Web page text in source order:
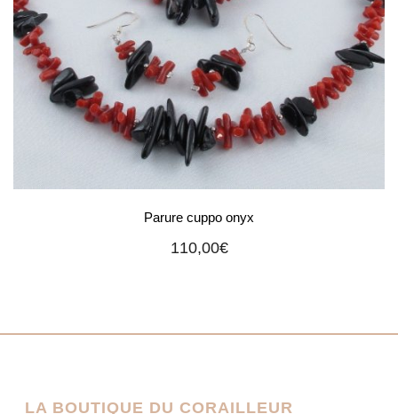
Parure cuppo onyx
110,00€
LA BOUTIQUE DU CORAILLEUR